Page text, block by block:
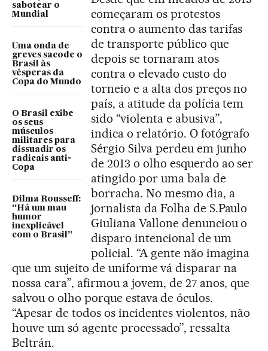
sabotear o
Mundial
Uma onda de
greves sacode o
Brasil às
vésperas da
Copa do Mundo
O Brasil exibe
os seus
músculos
militares para
dissuadir os
radicais anti-
Copa
Dilma Rousseff:
“Há um mau
humor
inexplicável
com o Brasil”
começaram os protestos
contra o aumento das tarifas
de transporte público que
depois se tornaram atos
contra o elevado custo do
torneio e a alta dos preços no
país, a atitude da polícia tem
sido “violenta e abusiva”,
indica o relatório. O fotógrafo
Sérgio Silva perdeu em junho
de 2013 o olho esquerdo ao ser
atingido por uma bala de
borracha. No mesmo dia, a
jornalista da Folha de S.Paulo
Giuliana Vallone denunciou o
disparo intencional de um
policial. “A gente não imagina
que um sujeito de uniforme vá disparar na
nossa cara”, afirmou a jovem, de 27 anos, que
salvou o olho porque estava de óculos.
“Apesar de todos os incidentes violentos, não
houve um só agente processado”, ressalta
Beltrán.